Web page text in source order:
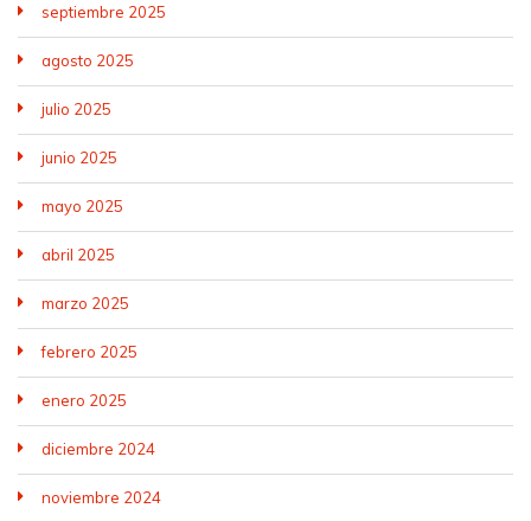
septiembre 2025
agosto 2025
julio 2025
junio 2025
mayo 2025
abril 2025
marzo 2025
febrero 2025
enero 2025
diciembre 2024
noviembre 2024